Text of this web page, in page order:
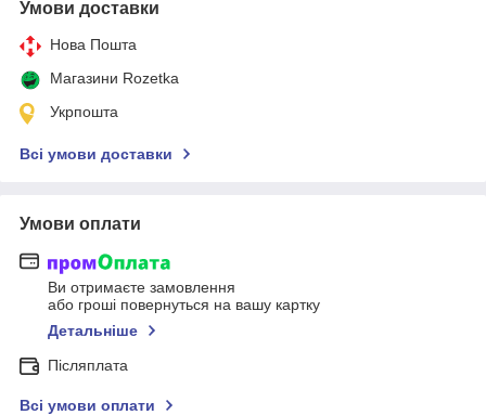
Умови доставки
Нова Пошта
Магазини Rozetka
Укрпошта
Всі умови доставки
Умови оплати
Ви отримаєте замовлення
або гроші повернуться на вашу картку
Детальніше
Післяплата
Всі умови оплати